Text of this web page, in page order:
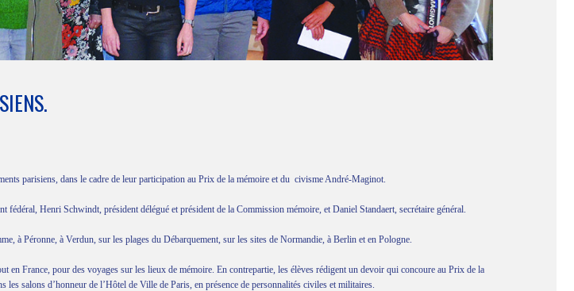
parisiens, dans le cadre de leur participation au Prix de la mémoire et du civisme André-Maginot.
fédéral, Henri Schwindt, président délégué et président de la Commission mémoire, et Daniel Standaert, secrétaire général.
à Péronne, à Verdun, sur les plages du Débarquement, sur les sites de Normandie, à Berlin et en Pologne.
France, pour des voyages sur les lieux de mémoire. En contrepartie, les élèves rédigent un devoir qui concoure au Prix de la
salons d’honneur de l’Hôtel de Ville de Paris, en présence de personnalités civiles et militaires.